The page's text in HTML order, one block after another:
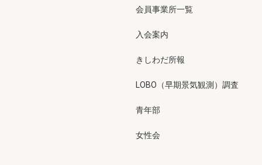
会員事業所一覧
入会案内
きしわだ所報
LOBO（早期景気観測）調査
青年部
女性会